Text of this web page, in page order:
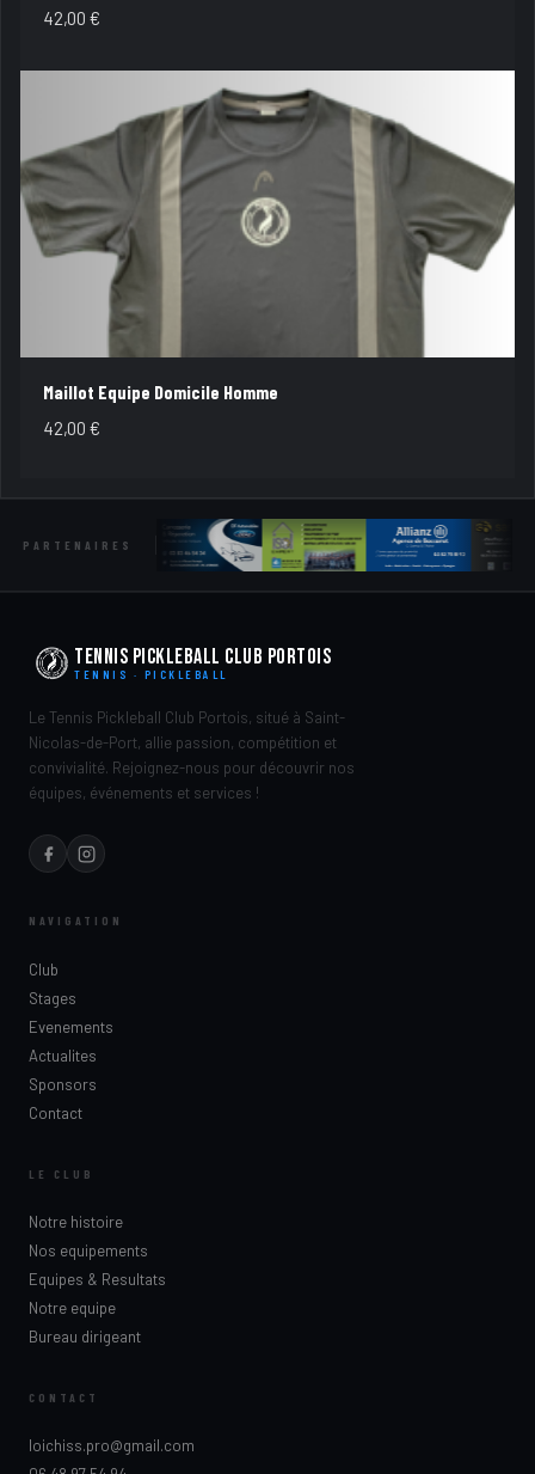
42,00€
Maillot Equipe Domicile Homme
42,00€
PARTENAIRES
Tennis Pickleball Club Portois
TENNIS · PICKLEBALL
Le Tennis Pickleball Club Portois, situé à Saint-
Nicolas-de-Port, allie passion, compétition et
convivialité. Rejoignez-nous pour découvrir nos
équipes, événements et services !
NAVIGATION
Club
Stages
Evenements
Actualites
Sponsors
Contact
LE CLUB
Notre histoire
Nos equipements
Equipes & Resultats
Notre equipe
Bureau dirigeant
CONTACT
loichiss.pro@gmail.com